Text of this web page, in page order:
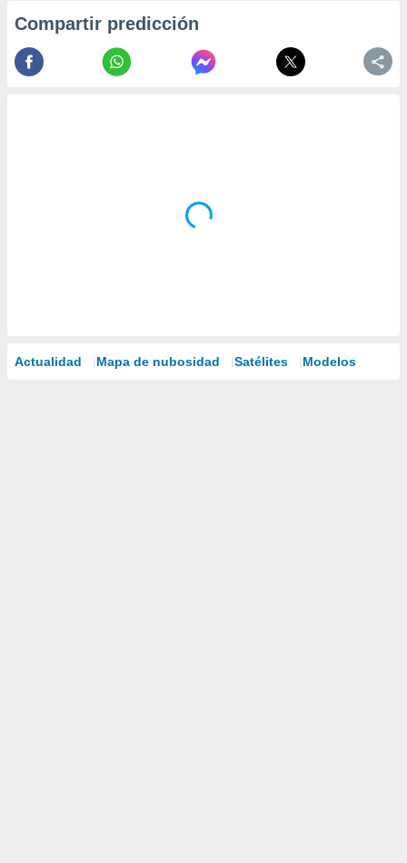
Compartir predicción
Actualidad Mapa de nubosidad Satélites Modelos